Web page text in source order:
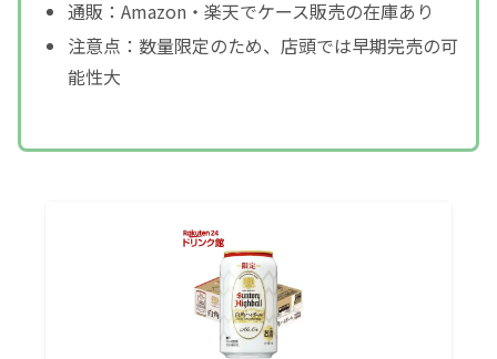
通販：Amazon・楽天でケース販売の在庫あり
注意点：数量限定のため、店頭では早期完売の可
能性大